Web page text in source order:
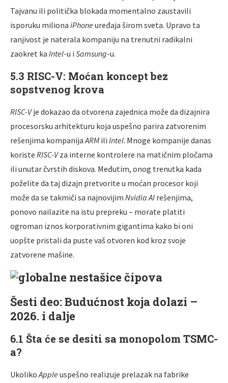
Tajvanu ili politička blokada momentalno zaustavili
isporuku miliona iPhone uređaja širom sveta. Upravo ta
ranjivost je naterala kompaniju na trenutni radikalni
zaokret ka Intel-u i Samsung-u.
5.3 RISC-V: Moćan koncept bez
sopstvenog krova
RISC-Vje dokazao da otvorena zajednica može da dizajnira
procesorsku arhitekturu koja uspešno parira zatvorenim
rešenjima kompanija ARM ili Intel. Mnoge kompanije danas
koriste RISC-Vza interne kontrolere na matičnim pločama
ili unutar čvrstih diskova. Međutim, onog trenutka kada
poželite da taj dizajn pretvorite u moćan procesor koji
može da se takmiči sa najnovijim Nvidia AI rešenjima,
ponovo nailazite na istu prepreku – morate platiti
ogroman iznos korporativnim gigantima kako bi oni
uopšte pristali da puste vaš otvoren kod kroz svoje
zatvorene mašine.
Šesti deo: Budućnost koja dolazi –
2026. i dalje
6.1 Šta će se desiti sa monopolom TSMC-
a?
Ukoliko Apple uspešno realizuje prelazak na fabrike